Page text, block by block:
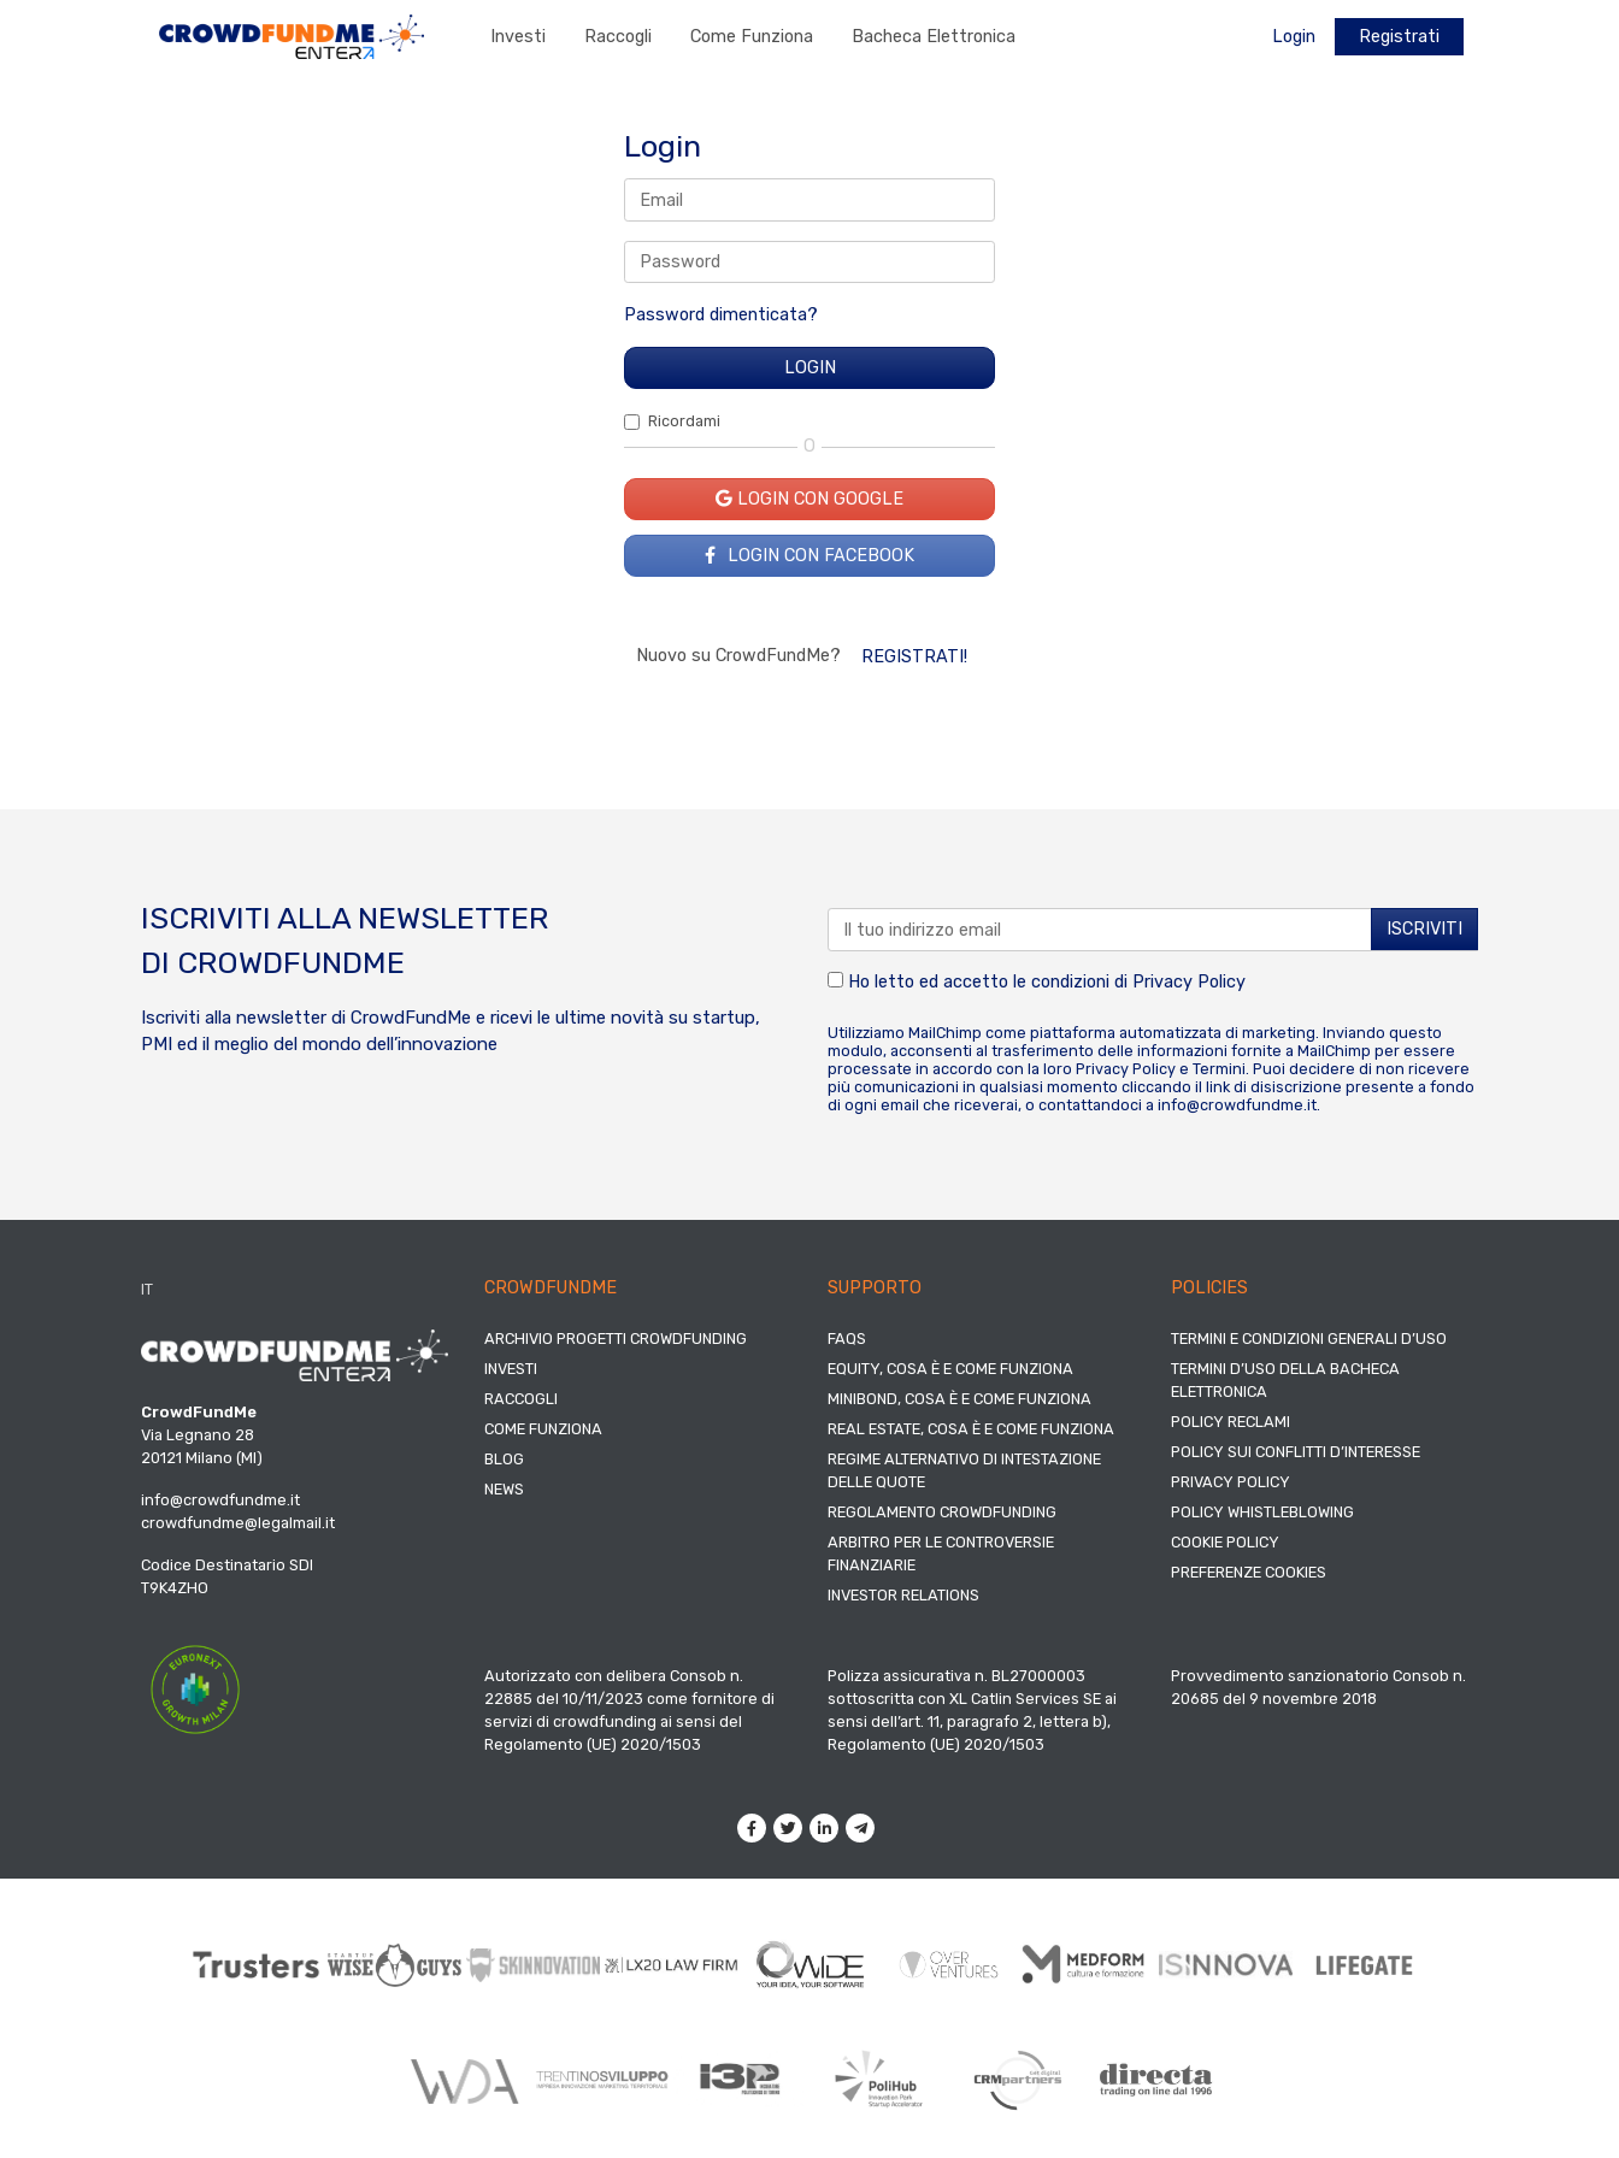
Investi Raccogli Come Funziona Bacheca Elettronica Login Registrati
Login
Password dimenticata?
Ricordami
O
LOGIN CON GOOGLE
LOGIN CON FACEBOOK
Nuovo su CrowdFundMe? REGISTRATI!
ISCRIVITI ALLA NEWSLETTER
DI CROWDFUNDME
Iscriviti alla newsletter di CrowdFundMe e ricevi le ultime novità su startup,
PMI ed il meglio del mondo dell’innovazione
Ho letto ed accetto le condizioni di Privacy Policy
Utilizziamo MailChimp come piattaforma automatizzata di marketing. Inviando questo
modulo, acconsenti al trasferimento delle informazioni fornite a MailChimp per essere
processate in accordo con la loro Privacy Policy e Termini. Puoi decidere di non ricevere
più comunicazioni in qualsiasi momento cliccando il link di disiscrizione presente a fondo
di ogni email che riceverai, o contattandoci a info@crowdfundme.it.
IT
CrowdFundMe
Via Legnano 28
20121 Milano (MI)
info@crowdfundme.it
crowdfundme@legalmail.it
Codice Destinatario SDI
T9K4ZHO
CROWDFUNDME
ARCHIVIO PROGETTI CROWDFUNDING
INVESTI
RACCOGLI
COME FUNZIONA
BLOG
NEWS
SUPPORTO
FAQS
EQUITY, COSA È E COME FUNZIONA
MINIBOND, COSA È E COME FUNZIONA
REAL ESTATE, COSA È E COME FUNZIONA
REGIME ALTERNATIVO DI INTESTAZIONE
DELLE QUOTE
REGOLAMENTO CROWDFUNDING
ARBITRO PER LE CONTROVERSIE
FINANZIARIE
INVESTOR RELATIONS
POLICIES
TERMINI E CONDIZIONI GENERALI D’USO
TERMINI D’USO DELLA BACHECA
ELETTRONICA
POLICY RECLAMI
POLICY SUI CONFLITTI D’INTERESSE
PRIVACY POLICY
POLICY WHISTLEBLOWING
COOKIE POLICY
PREFERENZE COOKIES
Autorizzato con delibera Consob n.
22885 del 10/11/2023 come fornitore di
servizi di crowdfunding ai sensi del
Regolamento (UE) 2020/1503
Polizza assicurativa n. BL27000003
sottoscritta con XL Catlin Services SE ai
sensi dell’art. 11, paragrafo 2, lettera b),
Regolamento (UE) 2020/1503
Provvedimento sanzionatorio Consob n.
20685 del 9 novembre 2018